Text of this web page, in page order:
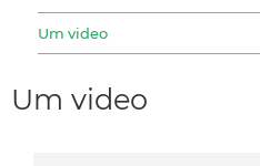
Um video
Um video